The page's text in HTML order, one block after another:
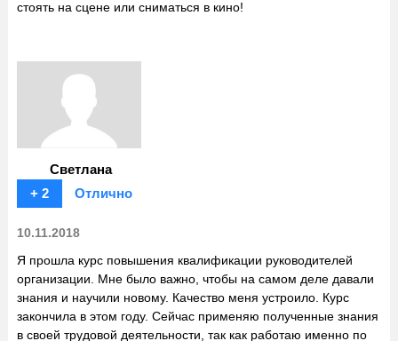
стоять на сцене или сниматься в кино!
Светлана
+ 2
Отлично
10.11.2018
Я прошла курс повышения квалификации руководителей
организации. Мне было важно, чтобы на самом деле давали
знания и научили новому. Качество меня устроило. Курс
закончила в этом году. Сейчас применяю полученные знания
в своей трудовой деятельности, так как работаю именно по